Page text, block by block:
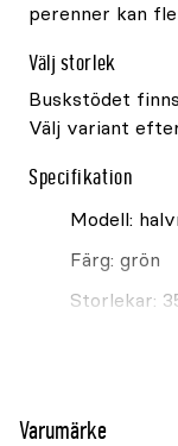
perenner kan
Välj storlek
Buskstödet
Välj variant
Specifikation
Modell:
Färg: grön
Storlekar:
För
Varumärke